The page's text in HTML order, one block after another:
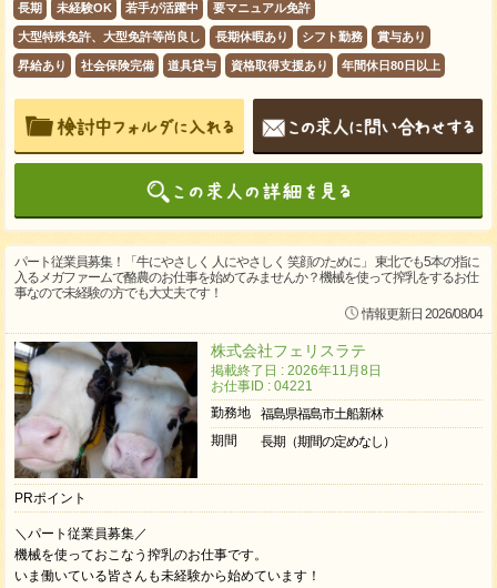
長期 未経験OK 若手が活躍中 要マニュアル免許
大型特殊免許、大型免許等尚良し 長期休暇あり シフト勤務 賞与あり
昇給あり 社会保険完備 道具貸与 資格取得支援あり 年間休日80日以上
パート従業員募集！「牛にやさしく 人にやさしく 笑顔のために」 東北でも5本の指に
入るメガファームで酪農のお仕事を始めてみませんか？機械を使って搾乳をするお仕
事なので未経験の方でも大丈夫です！
情報更新日 2026/08/04
株式会社フェリスラテ
掲載終了日 : 2026年11月8日
お仕事ID : 04221
勤務地
福島県福島市土船新林
期間
長期（期間の定めなし）
PRポイント
＼パート従業員募集／
機械を使っておこなう搾乳のお仕事です。
いま働いている皆さんも未経験から始めています！